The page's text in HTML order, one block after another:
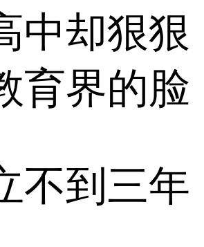
中却狠狠
育界的脸
不到三年